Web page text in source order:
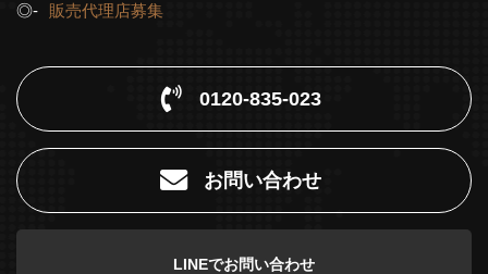
販売代理店募集
0120-835-023
お問い合わせ
LINEでお問い合わせ